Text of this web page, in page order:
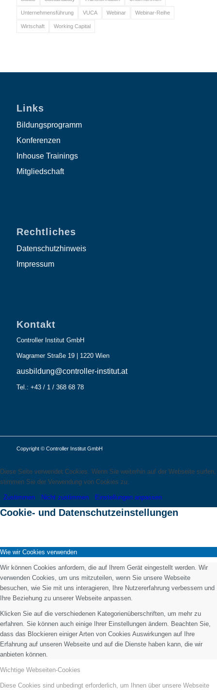
Unternehmensführung VUCA Webinar Webinar-Reihe
Wirtschaft Working Capital
Links
Bildungsprogramm
Konferenzen
Inhouse Trainings
Mitgliedschaft
Rechtliches
Datenschutzhinweis
Impressum
Kontakt
Controller Institut GmbH
Wagramer Straße 19 | 1220 Wien
ausbildung@controller-institut.at
Tel.: +43 / 1 / 368 68 78
Copyright © Controller Institut GmbH
Diese Seite verwendet Cookies. Wenn Sie weiterhin auf der Webseite surfen,
stimmen Sie der Verwendung von Cookies zu.
Zustimmen Nicht zustimmen Einstellungen anpassen
Cookie- und Datenschutzeinstellungen
Wie wir Cookies verwenden
Wir können Cookies anfordern, die auf Ihrem Gerät eingestellt werden. Wir
verwenden Cookies, um uns mitzuteilen, wenn Sie unsere Webseite
besuchen, wie Sie mit uns interagieren, Ihre Nutzererfahrung verbessern und
Ihre Beziehung zu unserer Webseite anpassen.
Klicken Sie auf die verschiedenen Kategorienüberschriften, um mehr zu
erfahren. Sie können auch einige Ihrer Einstellungen ändern. Beachten Sie,
dass das Blockieren einiger Arten von Cookies Auswirkungen auf Ihre
Erfahrung auf unseren Webseite und auf die Dienste haben kann, die wir
anbieten können.
Wichtige Webseiten-Cookies
Diese Cookies sind unbedingt erforderlich, um Ihnen über unsere Webseite